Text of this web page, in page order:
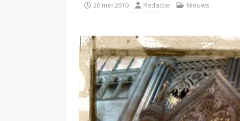
20 mei 2010 Redactie Nieuws